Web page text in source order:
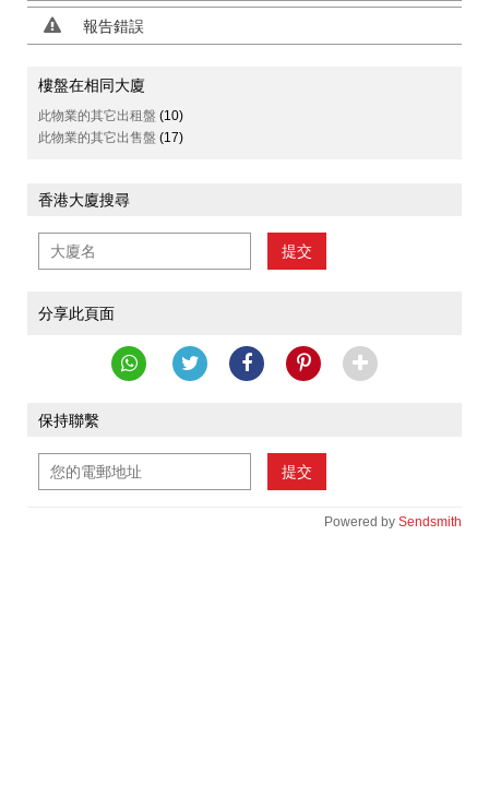
報告錯誤
樓盤在相同大廈
此物業的其它出租盤 (10)
此物業的其它出售盤 (17)
香港大廈搜尋
提交
分享此頁面
保持聯繫
提交
Powered by Sendsmith